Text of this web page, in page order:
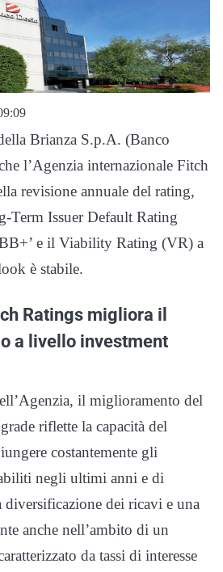
Brianza S.p.A. (Banco
l’Agenzia internazionale Fitch
revisione annuale del rating,
Term Issuer Default Rating
e il Viability Rating (VR) a
è stabile.
Ratings migliora il
a livello investment
il miglioramento del
riflette la capacità del
costantemente gli
negli ultimi anni e di
diversificazione dei ricavi e una
anche nell’ambito di un
da tassi di interesse